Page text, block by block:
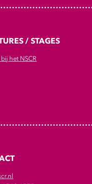
/ STAGES
het NSCR